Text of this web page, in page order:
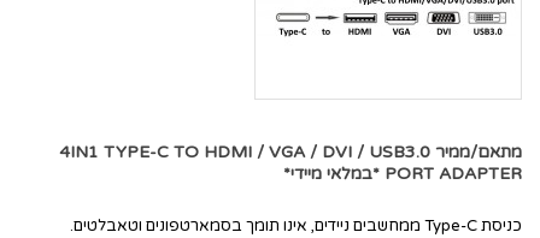
מתאם/ממיר 4IN1 TYPE-C TO HDMI / VGA / DVI / USB3.0
PORT ADAPTER *במלאי מיידי*
כניסת Type-C ממחשבים ניידים, אינו תומך בסמארטפונים וטאבלטים.